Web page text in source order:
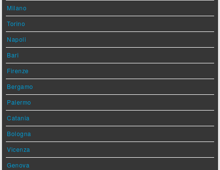
Milano
Torino
Napoli
Bari
Firenze
Bergamo
Palermo
Catania
Bologna
Vicenza
Genova